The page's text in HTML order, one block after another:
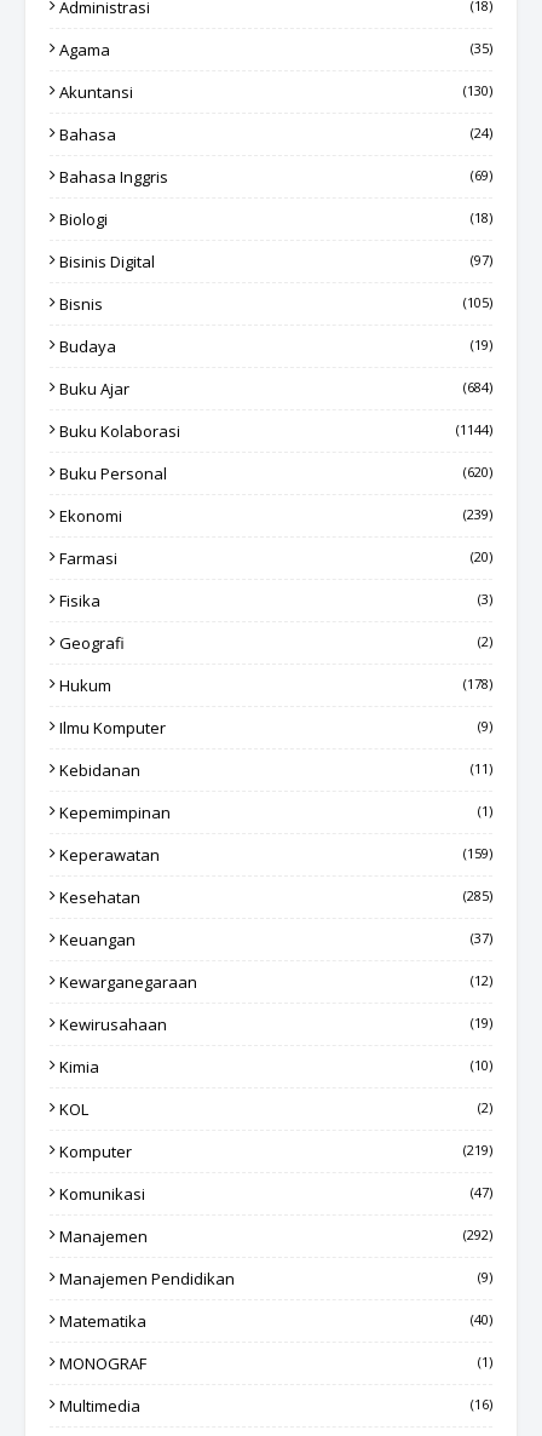
Administrasi (18)
Agama (35)
Akuntansi (130)
Bahasa (24)
Bahasa Inggris (69)
Biologi (18)
Bisinis Digital (97)
Bisnis (105)
Budaya (19)
Buku Ajar (684)
Buku Kolaborasi (1144)
Buku Personal (620)
Ekonomi (239)
Farmasi (20)
Fisika (3)
Geografi (2)
Hukum (178)
Ilmu Komputer (9)
Kebidanan (11)
Kepemimpinan (1)
Keperawatan (159)
Kesehatan (285)
Keuangan (37)
Kewarganegaraan (12)
Kewirusahaan (19)
Kimia (10)
KOL (2)
Komputer (219)
Komunikasi (47)
Manajemen (292)
Manajemen Pendidikan (9)
Matematika (40)
MONOGRAF (1)
Multimedia (16)